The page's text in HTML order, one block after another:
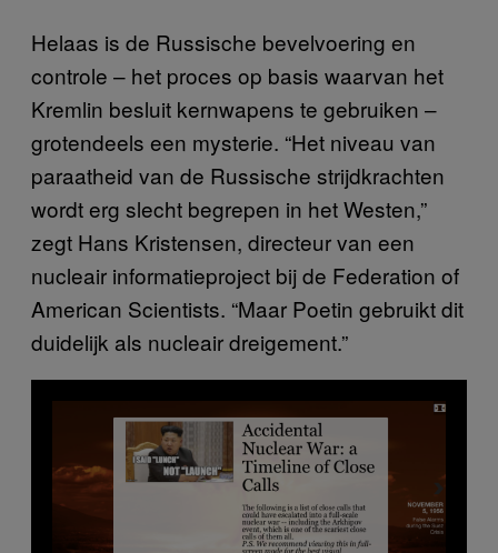
Helaas is de Russische bevelvoering en
controle – het proces op basis waarvan het
Kremlin besluit kernwapens te gebruiken –
grotendeels een mysterie. “Het niveau van
paraatheid van de Russische strijdkrachten
wordt erg slecht begrepen in het Westen,”
zegt Hans Kristensen, directeur van een
nucleair informatieproject bij de Federation of
American Scientists. “Maar Poetin gebruikt dit
duidelijk als nucleair dreigement.”